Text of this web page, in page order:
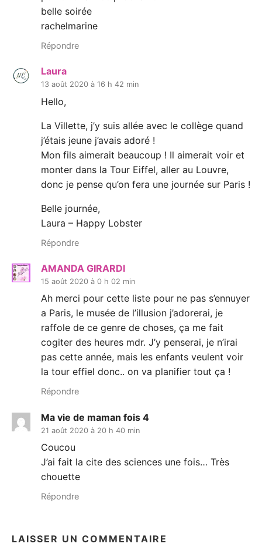
belle soirée
rachelmarine
Répondre
Laura
13 août 2020 à 16 h 42 min
Hello,
La Villette, j’y suis allée avec le collège quand
j’étais jeune j’avais adoré !
Mon fils aimerait beaucoup ! Il aimerait voir et
monter dans la Tour Eiffel, aller au Louvre,
donc je pense qu’on fera une journée sur Paris !
Belle journée,
Laura – Happy Lobster
Répondre
AMANDA GIRARDI
15 août 2020 à 0 h 02 min
Ah merci pour cette liste pour ne pas s’ennuyer
a Paris, le musée de l’illusion j’adorerai, je
raffole de ce genre de choses, ça me fait
cogiter des heures mdr. J’y penserai, je n’irai
pas cette année, mais les enfants veulent voir
la tour effiel donc.. on va planifier tout ça !
Répondre
Ma vie de maman fois 4
21 août 2020 à 20 h 40 min
Coucou
J’ai fait la cite des sciences une fois… Très
chouette
Répondre
LAISSER UN COMMENTAIRE